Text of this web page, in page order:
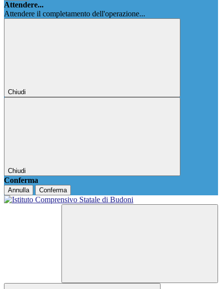
Attendere...
Attendere il completamento dell'operazione...
Chiudi
Chiudi
Conferma
Annulla Conferma